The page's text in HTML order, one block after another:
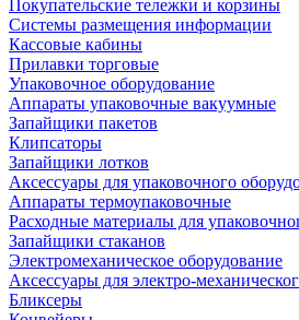
Покупательские тележки и корзины
Системы размещения информации
Кассовые кабины
Прилавки торговые
Упаковочное оборудование
Аппараты упаковочные вакуумные
Запайщики пакетов
Клипсаторы
Запайщики лотков
Аксессуары для упаковочного
Аппараты термоупаковочные
Расходные материалы для
Запайщики стаканов
Электромеханическое оборудование
Аксессуары для электро-
Бликсеры